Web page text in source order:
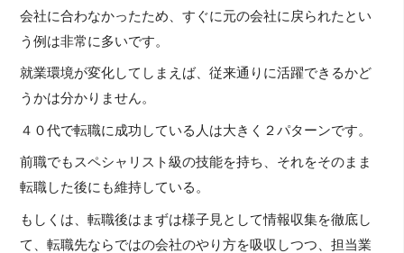
会社に合わなかったため、すぐに元の会社に戻られたとい
う例は非常に多いです。
就業環境が変化してしまえば、従来通りに活躍できるかど
うかは分かりません。
４０代で転職に成功している人は大きく２パターンです。
前職でもスペシャリスト級の技能を持ち、それをそのまま
転職した後にも維持している。
もしくは、転職後はまずは様子見として情報収集を徹底し
て、転職先ならではの会社のやり方を吸収しつつ、担当業